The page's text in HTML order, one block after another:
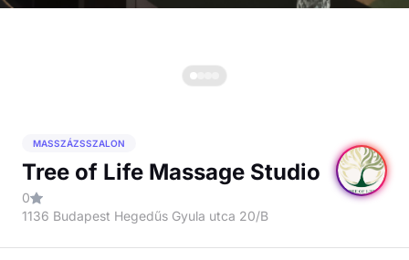
MASSZÁZSSZALON
Tree of Life Massage Studio
0
1136 Budapest Hegedűs Gyula utca 20/B